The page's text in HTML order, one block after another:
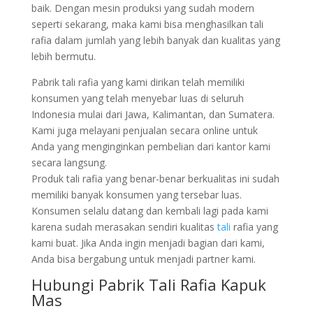
baik. Dengan mesin produksi yang sudah modern
seperti sekarang, maka kami bisa menghasilkan tali
rafia dalam jumlah yang lebih banyak dan kualitas yang
lebih bermutu.
Pabrik tali rafia yang kami dirikan telah memiliki
konsumen yang telah menyebar luas di seluruh
Indonesia mulai dari Jawa, Kalimantan, dan Sumatera.
Kami juga melayani penjualan secara online untuk
Anda yang menginginkan pembelian dari kantor kami
secara langsung.
Produk tali rafia yang benar-benar berkualitas ini sudah
memiliki banyak konsumen yang tersebar luas.
Konsumen selalu datang dan kembali lagi pada kami
karena sudah merasakan sendiri kualitastali rafia yang
kami buat. Jika Anda ingin menjadi bagian dari kami,
Anda bisa bergabung untuk menjadi partner kami.
Hubungi Pabrik Tali Rafia Kapuk
Mas